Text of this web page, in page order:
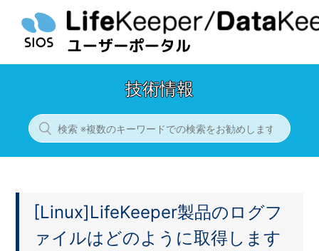
技術情報
[Linux]LifeKeeper製品のログフ
ァイルはどのように取得します